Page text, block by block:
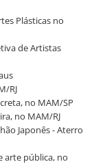
Plásticas no
de Artistas
RJ
no MAM/SP
no MAM/RJ
Japonês - Aterro
arte pública, no